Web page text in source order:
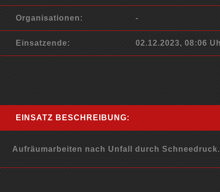
Organisationen: -
Einsatzende: 02.12.2023, 08:06
EINSATZ BESCHREIBUNG:
Aufräumarbeiten nach Unfall durch Schneedruck.